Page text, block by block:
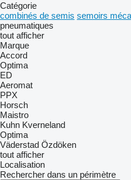
Catégorie
combinés de semis semoirs
pneumatiques
tout afficher
Marque
Accord
Optima
ED
Aeromat
PPX
Horsch
Maistro
Kuhn Kverneland
Optima
Väderstad Özdöken
tout afficher
Localisation
Rechercher dans un périmètre